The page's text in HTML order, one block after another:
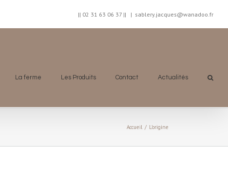
|| 02 31 63 06 37 || | sablery.jacques@wanadoo.fr
La ferme Les Produits Contact Actualités
Accueil / L’origine